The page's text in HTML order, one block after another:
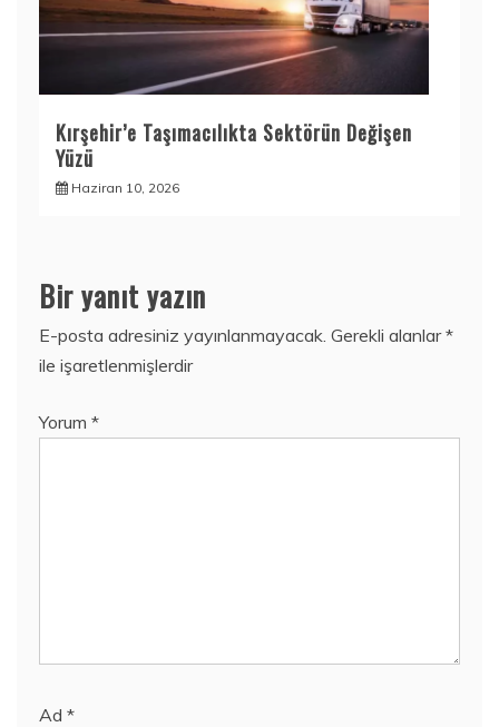
Kırşehir’e Taşımacılıkta Sektörün Değişen
Yüzü
Haziran 10, 2026
Bir yanıt yazın
E-posta adresiniz yayınlanmayacak. Gerekli alanlar*
ile işaretlenmişlerdir
Yorum *
Ad *